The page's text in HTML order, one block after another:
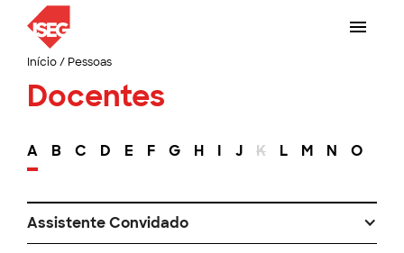
Início/ Pessoas
Docentes
A B C D E F G H I J K L M N O
Assistente Convidado